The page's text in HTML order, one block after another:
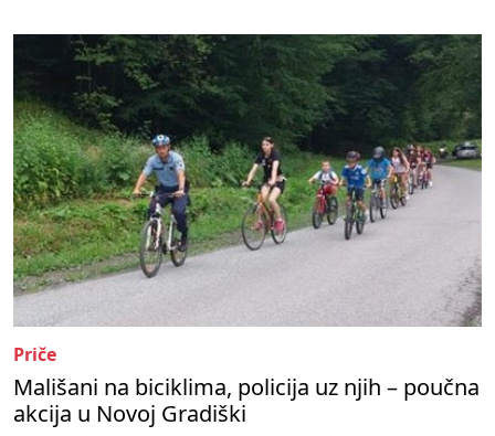
Priče
Mališani na biciklima, policija uz njih – poučna
akcija u Novoj Gradiški